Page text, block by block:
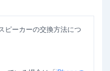
ピーカーの交換方法につ